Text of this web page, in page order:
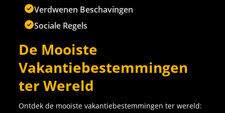
Verdwenen Beschavingen
Sociale Regels
De Mooiste
Vakantiebestemmingen
ter Wereld
Ontdek de mooiste vakantiebestemmingen ter wereld: